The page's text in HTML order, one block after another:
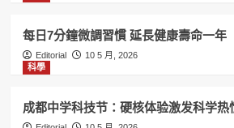
每日7分鐘微調習慣 延長健康壽命一年
Editorial
10 5 月, 2026
科學
成都中学科技节：硬核体验激发科学热